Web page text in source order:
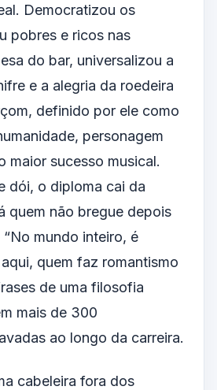
Democratizou os
pobres e ricos nas
do bar, universalizou a
e a alegria da roedeira
definido por ele como
personagem
maior sucesso musical.
dói, o diploma cai da
quem não bregue depois
mundo inteiro, é
quem faz romantismo
de uma filosofia
mais de 300
ao longo da carreira.
cabeleira fora dos